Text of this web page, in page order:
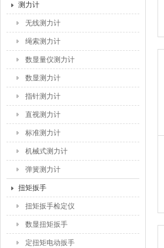
测力计
无线测力计
绳索测力计
数显量仪测力计
数显测力计
指针测力计
直视测力计
标准测力计
机械式测力计
弹簧测力计
扭矩扳手
扭矩扳手检定仪
数显扭矩扳手
定扭矩电动扳手